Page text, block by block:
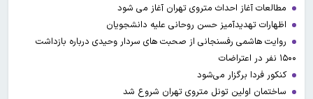
مطالعات آغاز احداث متروی تهران آغاز می شود
اظهارات تهدیدآمیز حسن روحانی علیه دانشجویان
روایت هاشمی رفسنجانی از صحبت های سردار وحیدی درباره بازداشت
۱۵۰۰ نفر در اعتراضات
کنکور فردا برگزار می‌شود
ساختمان اولین تونل متروی تهران شروع شد